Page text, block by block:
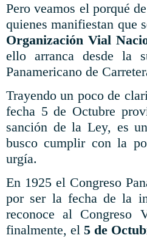
Pero veamos el porqué
quienes manifiestan que
Organización Vial
ello arranca desde la
Panamericano de
Trayendo un poco de
fecha 5 de Octubre
sanción de la Ley, es
busco cumplir con la
urgía.
En 1925 el Congreso
por ser la fecha de la
reconoce al
finalmente, el 5 de